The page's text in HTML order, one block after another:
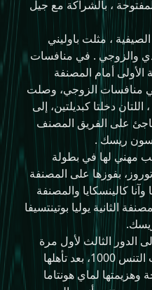
، بالشراكة مع جيل
، مثلت باوليني
والزوجي . في منافسات
أمام المصنفة
منافسات الزوجي، وصلت
دخلتا كبديلتين، إلى
على الفريق المصنف
ريسك .
مهني لها في بطولة
بفوزها على المصنفة
كالينسكايا والمصنفة
الثانية يوليا بوتينتسيفا
الدور الثالث لأول مرة
في بطولة رابطة محترفات التنس 1000، بعد تأهلها
وهزيمتها لماي هونتاما